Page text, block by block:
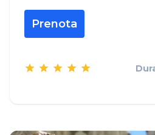
Prenota